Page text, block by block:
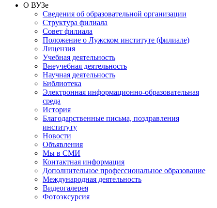
О ВУЗе
Сведения об образовательной организации
Структура филиала
Совет филиала
Положение о Лужском институте (филиале)
Лицензия
Учебная деятельность
Внеучебная деятельность
Научная деятельность
Библиотека
Электронная информационно-образовательная
среда
История
Благодарственные письма, поздравления
институту
Новости
Объявления
Мы в СМИ
Контактная информация
Дополнительное профессиональное образование
Международная деятельность
Видеогалерея
Фотоэксурсия